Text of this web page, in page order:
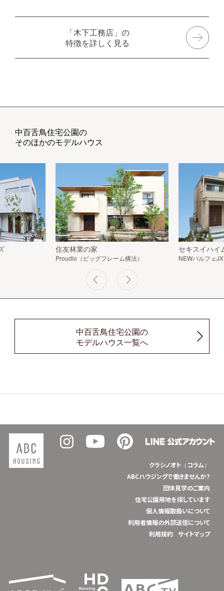
「木下工務店」の
特徴を詳しく見る
中百舌鳥住宅公園の
そのほかのモデルハウス
住友林業の家
Proudio（ビッグフレーム構法）
セキスイハイ
NEWパルフェJX
中百舌鳥住宅公園の
モデルハウス一覧へ
クラシノオト（コラム）
ABCハウジングで働きませんか？
団体見学のご案内
住宅公園用地を探しています
個人情報取扱いについて
利用者情報の外部送信について
利用規約
サイトマップ